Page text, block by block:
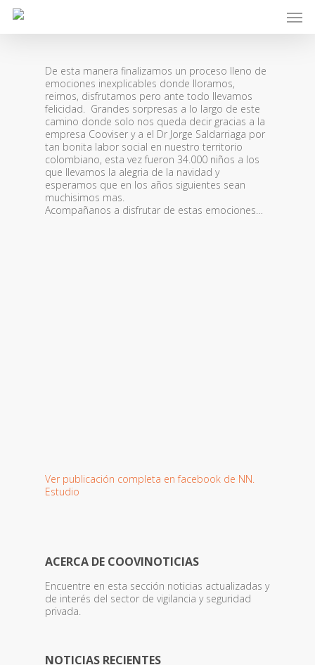
Skip
main
Alegremos la
navidad
By Cooviser CTA
30 diciembre,
2019
Sin categoría
De esta manera finalizamos un proceso lleno de
emociones inexplicables donde lloramos,
reimos, disfrutamos pero ante todo llevamos
felicidad. Grandes sorpresas a lo largo de este
camino donde solo nos queda decir gracias a la
empresa Cooviser y a el Dr Jorge Saldarriaga por
tan bonita labor social en nuestro territorio
colombiano, esta vez fueron 34.000 niños a los
que llevamos la alegria de la navidad y
esperamos que en los años siguientes sean
muchisimos mas.
Acompañanos a disfrutar de estas emociones…
Ver publicación completa en facebook de NN.
Estudio
ACERCA DE COOVINOTICIAS
Encuentre en esta sección noticias actualizadas y
de interés del sector de vigilancia y seguridad
privada.
NOTICIAS RECIENTES